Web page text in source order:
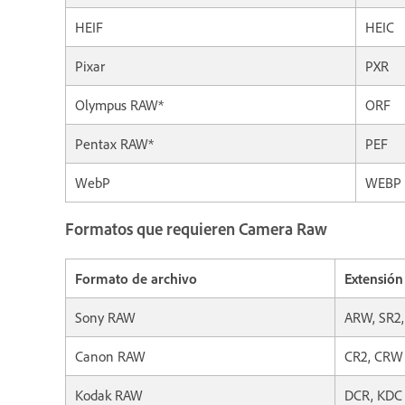
HEIF HEIC
Pixar PXR
Olympus RAW* ORF
Pentax RAW* PEF
WebP WEBP
Formatos que requieren Camera Raw
Formato de archivo Extensión
Sony RAW ARW,
Canon RAW CR2, CRW
Kodak RAW DCR, KDC